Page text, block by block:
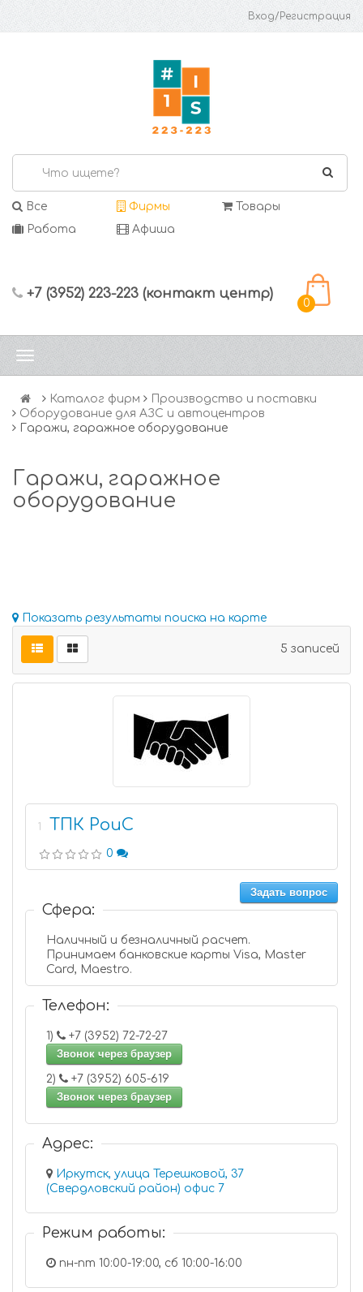
Вход/Регистрация
Все Фирмы
Товары
Работа
Афиша
+7 (3952) 223-223 (контакт центр)
0
Каталог фирм
Производство и поставки
Оборудование для АЗС и автоцентров
Гаражи, гаражное оборудование
Гаражи, гаражное
оборудование
Показать результаты поиска на карте
5 записей
1 ТПК РоиС
0
Задать вопрос
Сфера:
Наличный и безналичный расчет.
Принимаем банковские карты Visa, Master
Card, Maestro.
Телефон:
1)
+7 (3952) 72-72-27
Звонок через браузер
2)
+7 (3952) 605-619
Звонок через браузер
Адрес:
Иркутск, улица Терешковой, 37
(Свердловский район) офис 7
Режим работы:
пн-пт 10:00-19:00, сб 10:00-16:00